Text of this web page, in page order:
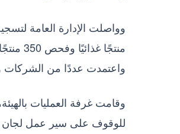
واعتمدت عددًا من الشركات
وقامت غرفة العمليات
للوقوف على سير عمل لجان